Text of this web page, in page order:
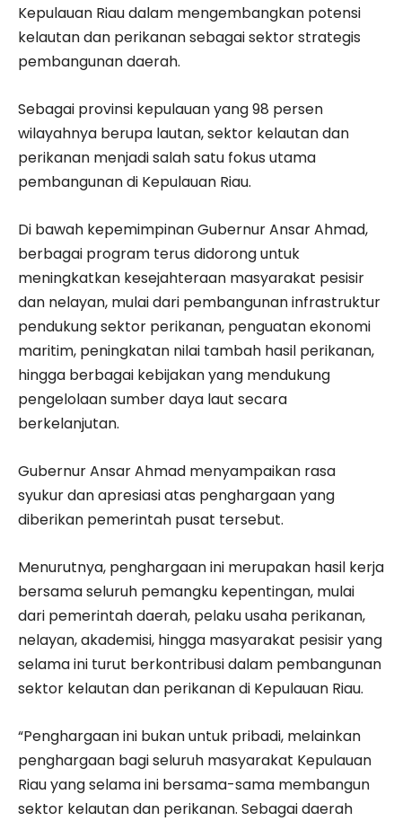
Kepulauan Riau dalam mengembangkan potensi
kelautan dan perikanan sebagai sektor strategis
pembangunan daerah.
Sebagai provinsi kepulauan yang 98 persen
wilayahnya berupa lautan, sektor kelautan dan
perikanan menjadi salah satu fokus utama
pembangunan di Kepulauan Riau.
Di bawah kepemimpinan Gubernur Ansar Ahmad,
berbagai program terus didorong untuk
meningkatkan kesejahteraan masyarakat pesisir
dan nelayan, mulai dari pembangunan infrastruktur
pendukung sektor perikanan, penguatan ekonomi
maritim, peningkatan nilai tambah hasil perikanan,
hingga berbagai kebijakan yang mendukung
pengelolaan sumber daya laut secara
berkelanjutan.
Gubernur Ansar Ahmad menyampaikan rasa
syukur dan apresiasi atas penghargaan yang
diberikan pemerintah pusat tersebut.
Menurutnya, penghargaan ini merupakan hasil kerja
bersama seluruh pemangku kepentingan, mulai
dari pemerintah daerah, pelaku usaha perikanan,
nelayan, akademisi, hingga masyarakat pesisir yang
selama ini turut berkontribusi dalam pembangunan
sektor kelautan dan perikanan di Kepulauan Riau.
“Penghargaan ini bukan untuk pribadi, melainkan
penghargaan bagi seluruh masyarakat Kepulauan
Riau yang selama ini bersama-sama membangun
sektor kelautan dan perikanan. Sebagai daerah